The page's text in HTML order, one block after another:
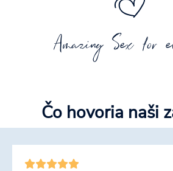
Amazing Sex for
Čo hovoria naši